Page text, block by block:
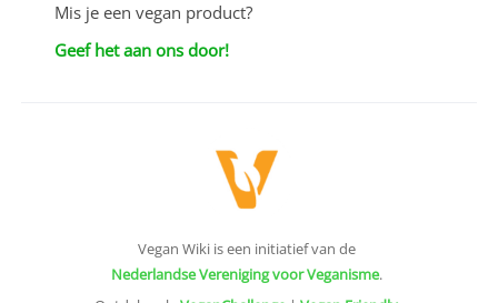
Mis je een vegan product?
Geef het aan ons door!
Vegan Wiki is een initiatief van de
Nederlandse Vereniging voor Veganisme.